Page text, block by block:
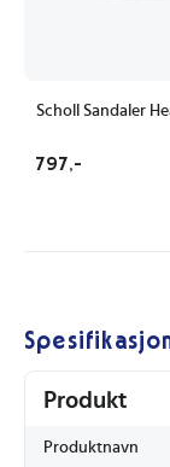
Scholl Sandaler
797,-
Produkt
Produktnavn